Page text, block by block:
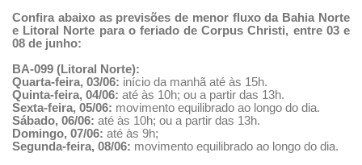
Confira abaixo as previsões de menor fluxo da Bahia Norte
e Litoral Norte para o feriado de Corpus Christi, entre 03 e
08 de junho:
BA-099 (Litoral Norte):
Quarta-feira, 03/06: início da manhã até às 15h.
Quinta-feira, 04/06: até às 10h; ou a partir das 13h.
Sexta-feira, 05/06: movimento equilibrado ao longo do dia.
Sábado, 06/06: até às 10h; ou a partir das 13h.
Domingo, 07/06: até às 9h;
Segunda-feira, 08/06: movimento equilibrado ao longo do dia.